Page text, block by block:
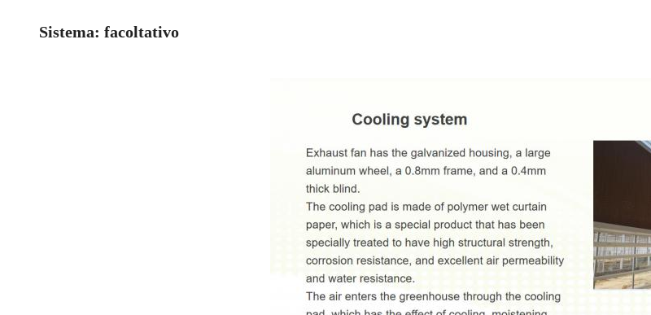
Sistema: facoltativo